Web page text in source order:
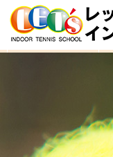
HOME